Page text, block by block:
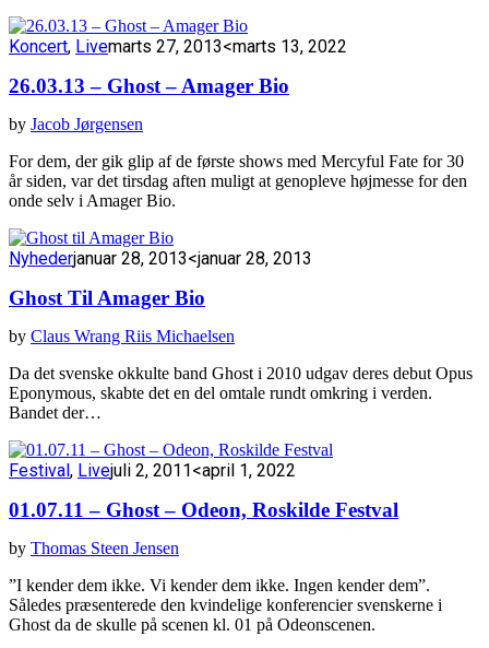
Koncert, Livemarts 27, 2013<marts 13, 2022
26.03.13 – Ghost – Amager Bio
by Jacob Jørgensen
For dem, der gik glip af de første shows med Mercyful Fate for 30
år siden, var det tirsdag aften muligt at genopleve højmesse for den
onde selv i Amager Bio.
Nyhederjanuar 28, 2013<januar 28, 2013
Ghost Til Amager Bio
by Claus Wrang Riis Michaelsen
Da det svenske okkulte band Ghost i 2010 udgav deres debut Opus
Eponymous, skabte det en del omtale rundt omkring i verden.
Bandet der…
Festival, Livejuli 2, 2011<april 1, 2022
01.07.11 – Ghost – Odeon, Roskilde Festval
by Thomas Steen Jensen
”I kender dem ikke. Vi kender dem ikke. Ingen kender dem”.
Således præsenterede den kvindelige konferencier svenskerne i
Ghost da de skulle på scenen kl. 01 på Odeonscenen.